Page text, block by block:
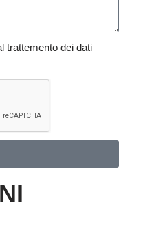
trattemento dei dati